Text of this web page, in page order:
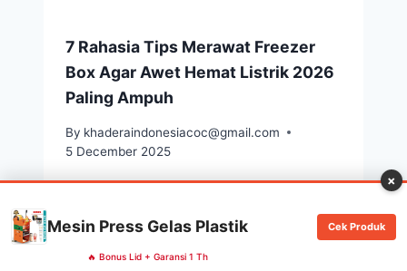
7 Rahasia Tips Merawat Freezer
Box Agar Awet Hemat Listrik 2026
Paling Ampuh
By khaderaindonesiacoc@gmail.com
5 December 2025
×
Mesin Press Gelas Plastik
🔥 Bonus Lid + Garansi 1 Th
Cek Produk